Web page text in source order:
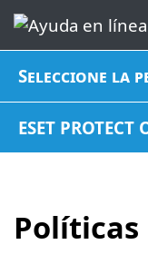
Seleccione la
ESET
Políticas